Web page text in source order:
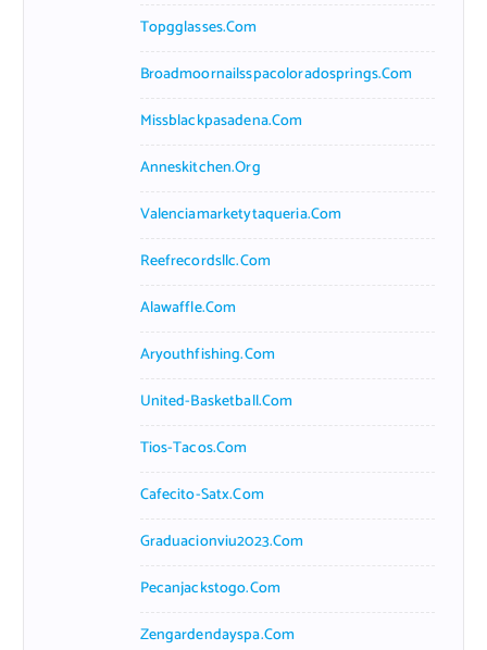
Topgglasses.com
Broadmoornailsspacoloradosprings.com
Missblackpasadena.com
Anneskitchen.org
Valenciamarketytaqueria.com
Reefrecordsllc.com
Alawaffle.com
Aryouthfishing.com
United-Basketball.com
Tios-Tacos.com
Cafecito-Satx.com
Graduacionviu2023.com
Pecanjackstogo.com
Zengardendayspa.com